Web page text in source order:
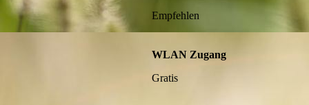
Empfehlen
WLAN Zugang
Gratis